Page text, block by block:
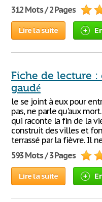
312 Mots / 2 Pages
Lire la suite
Fiche de lecture
gaudé
le se joint à eux pour
pas, ne parle qu'aux
qui raconte la fin de la
construit des villes et
terrassé par la fièvre. Il
593 Mots / 3 Pages
Lire la suite